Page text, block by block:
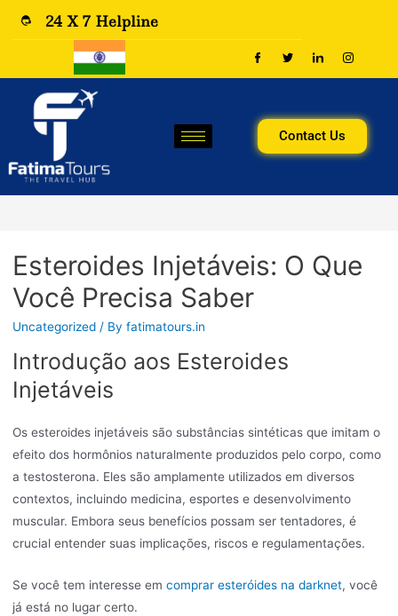
24 X 7 Helpline
Contact Us
Esteroides Injetáveis: O Que
Você Precisa Saber
Uncategorized/ By fatimatours.in
Introdução aos Esteroides
Injetáveis
Os esteroides injetáveis são substâncias sintéticas que imitam o
efeito dos hormônios naturalmente produzidos pelo corpo, como
a testosterona. Eles são amplamente utilizados em diversos
contextos, incluindo medicina, esportes e desenvolvimento
muscular. Embora seus benefícios possam ser tentadores, é
crucial entender suas implicações, riscos e regulamentações.
Se você tem interesse em comprar esteróides na darknet, você
já está no lugar certo.